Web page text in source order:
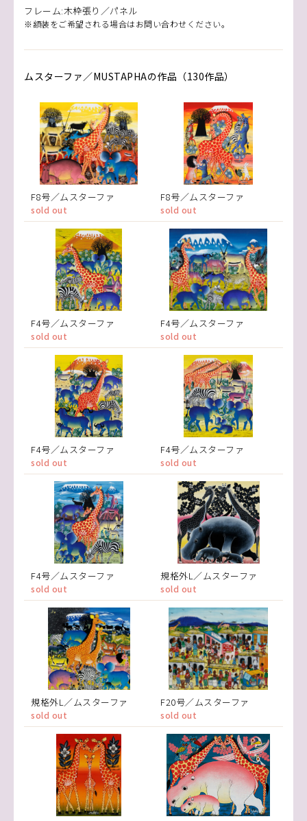
フレーム:木枠張り／パネル
※額装をご希望される場合はお問い合わせください。
ムスターファ／MUSTAPHAの作品（130作品）
F8号／ムスターファ
sold out
F8号／ムスターファ
sold out
F4号／ムスターファ
sold out
F4号／ムスターファ
sold out
F4号／ムスターファ
sold out
F4号／ムスターファ
sold out
F4号／ムスターファ
sold out
規格外L／ムスターファ
sold out
規格外L／ムスターファ
sold out
F20号／ムスターファ
sold out